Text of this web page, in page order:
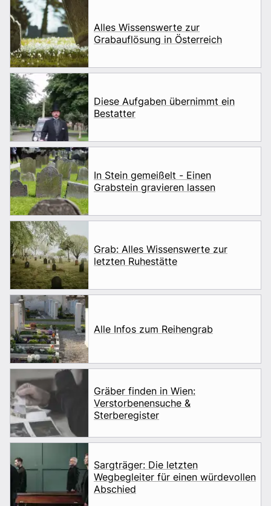
Alles Wissenswerte zur
Grabauflösung in Österreich
Diese Aufgaben übernimmt ein
Bestatter
In Stein gemeißelt - Einen
Grabstein gravieren lassen
Grab: Alles Wissenswerte zur
letzten Ruhestätte
Alle Infos zum Reihengrab
Gräber finden in Wien:
Verstorbenensuche &
Sterberegister
Sargträger: Die letzten
Wegbegleiter für einen würdevollen
Abschied